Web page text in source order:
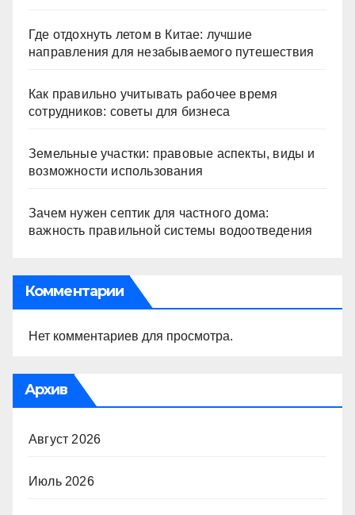
Где отдохнуть летом в Китае: лучшие
направления для незабываемого путешествия
Как правильно учитывать рабочее время
сотрудников: советы для бизнеса
Земельные участки: правовые аспекты, виды и
возможности использования
Зачем нужен септик для частного дома:
важность правильной системы водоотведения
Комментарии
Нет комментариев для просмотра.
Архив
Август 2026
Июль 2026